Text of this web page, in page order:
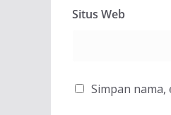
Situs Web
Simpan